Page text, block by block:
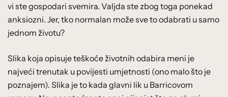
vi ste gospodari svemira. Valjda ste zbog toga ponekad
anksiozni. Jer, tko normalan može sve to odabrati u samo
jednom životu?
Slika koja opisuje teškoće životnih odabira meni je
najveći trenutak u povijesti umjetnosti (ono malo što je
poznajem). Slika je to kada glavni lik u Barricovom